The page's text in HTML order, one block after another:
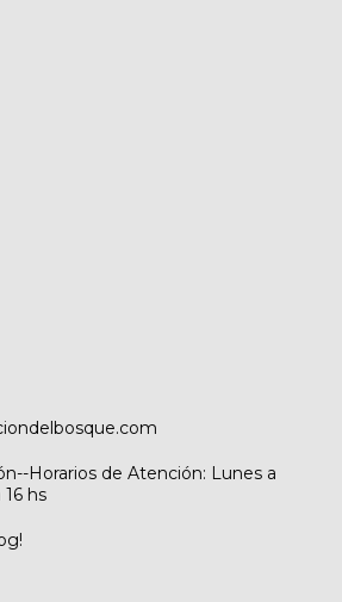
Horarios de Atención: Lunes a
hs